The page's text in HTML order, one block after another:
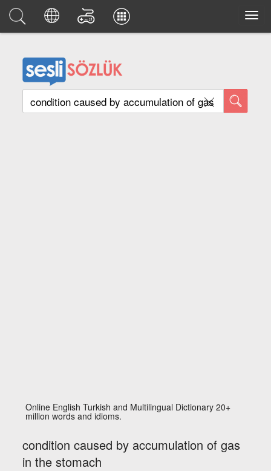
Online English Turkish and Multilingual Dictionary 20+
million words and idioms.
condition caused by accumulation of gas
in the stomach